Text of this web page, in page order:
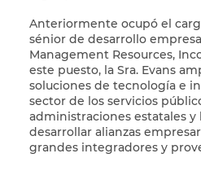
Anteriormente ocupó el
sénior de desarrollo
Management Resources,
este puesto, la Sra. Evans
soluciones de tecnología e
sector de los servicios
administraciones estatales y
desarrollar alianzas
grandes integradores y